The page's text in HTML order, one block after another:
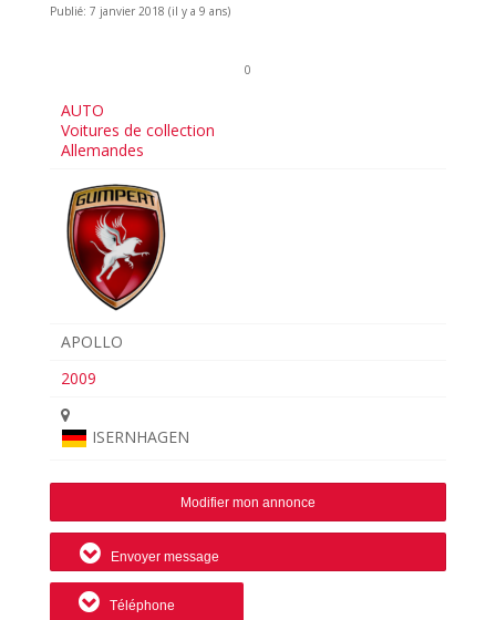
Publié: 7 janvier 2018 (il y a 9 ans)
0
AUTO
Voitures de collection
Allemandes
APOLLO
2009
ISERNHAGEN
Modifier mon annonce
Envoyer message
Téléphone